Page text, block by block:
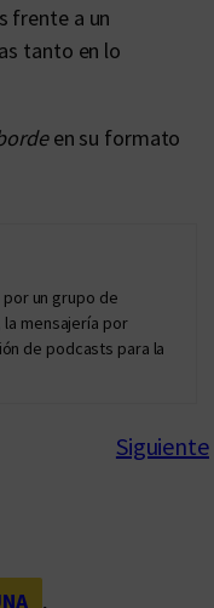
frente a un
tanto en lo
en su formato
por un grupo de
mensajería por
de podcasts para la
Siguiente
,